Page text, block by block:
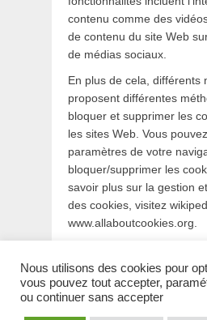
contenu comme des
de contenu du site Web
de médias sociaux.
En plus de cela, différents
proposent différentes
bloquer et supprimer les
les sites Web. Vous
paramètres de votre
bloquer/supprimer les
savoir plus sur la gestion
des cookies, visitez
www.allaboutcookies.org.
Nous utilisons des cookies pour
vous pouvez tout accepter,
ou continuer sans accepter